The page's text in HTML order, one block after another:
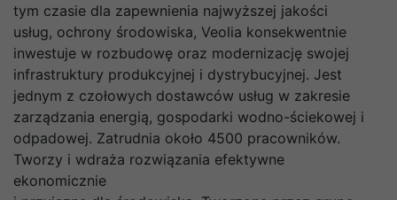
tym czasie dla zapewnienia najwyższej jakości
usług, ochrony środowiska, Veolia konsekwentnie
inwestuje w rozbudowę oraz modernizację swojej
infrastruktury produkcyjnej i dystrybucyjnej. Jest
jednym z czołowych dostawców usług w zakresie
zarządzania energią, gospodarki wodno-ściekowej i
odpadowej. Zatrudnia około 4500 pracowników.
Tworzy i wdraża rozwiązania efektywne
ekonomicznie